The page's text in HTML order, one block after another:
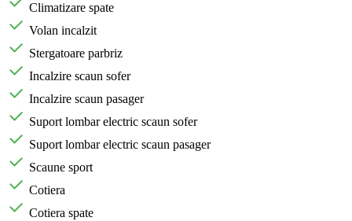
Climatizare spate
Volan incalzit
Stergatoare parbriz
Incalzire scaun sofer
Incalzire scaun pasager
Suport lombar electric scaun sofer
Suport lombar electric scaun pasager
Scaune sport
Cotiera
Cotiera spate